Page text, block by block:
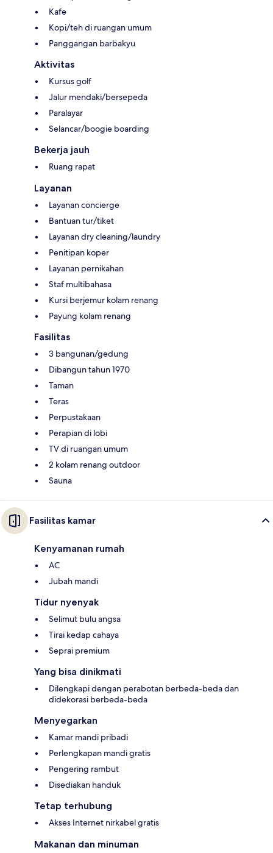
Kafe
Kopi/teh di ruangan umum
Panggangan barbakyu
Aktivitas
Kursus golf
Jalur mendaki/bersepeda
Paralayar
Selancar/boogie boarding
Bekerja jauh
Ruang rapat
Layanan
Layanan concierge
Bantuan tur/tiket
Layanan dry cleaning/laundry
Penitipan koper
Layanan pernikahan
Staf multibahasa
Kursi berjemur kolam renang
Payung kolam renang
Fasilitas
3 bangunan/gedung
Dibangun tahun 1970
Taman
Teras
Perpustakaan
Perapian di lobi
TV di ruangan umum
2 kolam renang outdoor
Sauna
Fasilitas kamar
Kenyamanan rumah
AC
Jubah mandi
Tidur nyenyak
Selimut bulu angsa
Tirai kedap cahaya
Seprai premium
Yang bisa dinikmati
Dilengkapi dengan perabotan berbeda-beda dan
didekorasi berbeda-beda
Menyegarkan
Kamar mandi pribadi
Perlengkapan mandi gratis
Pengering rambut
Disediakan handuk
Tetap terhubung
Akses Internet nirkabel gratis
Makanan dan minuman